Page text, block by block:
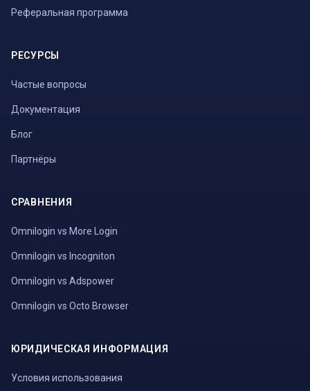
Реферальная программа
РЕСУРСЫ
Частые вопросы
Документация
Блог
Партнёры
СРАВНЕНИЯ
Omnilogin vs More Login
Omnilogin vs Incogniton
Omnilogin vs Adspower
Omnilogin vs Octo Browser
ЮРИДИЧЕСКАЯ ИНФОРМАЦИЯ
Условия использования